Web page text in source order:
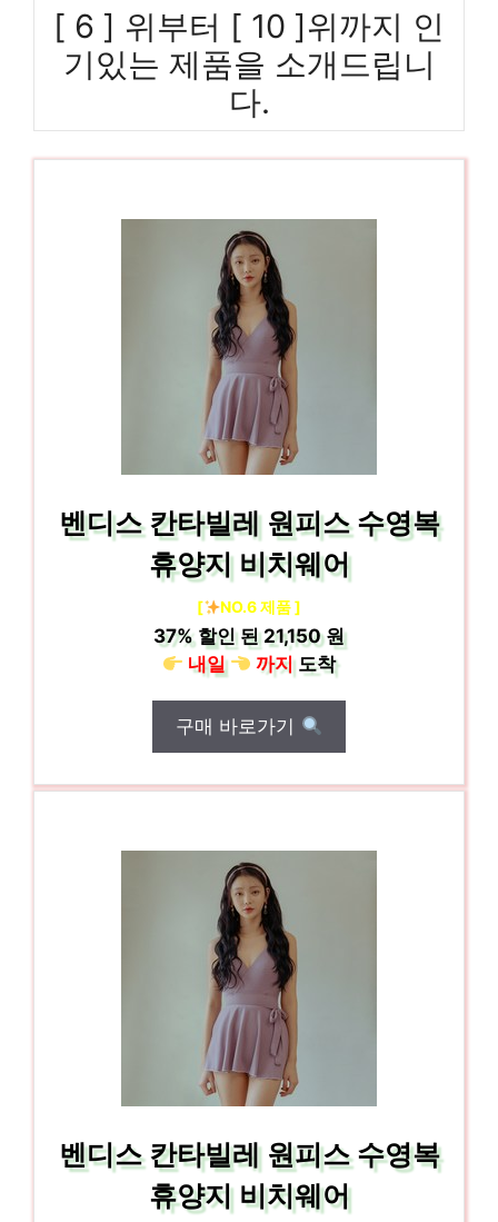
[ 6 ] 위부터 [ 10 ]위까지 인
기있는 제품을 소개드립니
다.
벤디스 칸타빌레 원피스 수영복
휴양지 비치웨어
[ NO.6 제품 ]
37%할인 된21,150 원
내일
까지도착
구매 바로가기
벤디스 칸타빌레 원피스 수영복
휴양지 비치웨어